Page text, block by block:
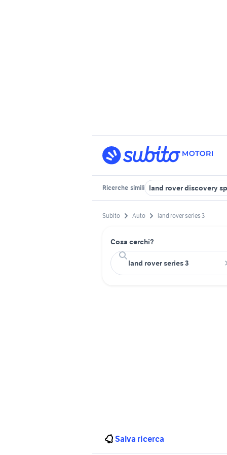
Ricerche simili land rover discovery
Subito Auto land rover series 3
Cosa cerchi?
Salva ricerca